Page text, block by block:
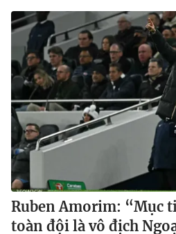
Ruben Amorim: “Mục
toàn đội là vô địch